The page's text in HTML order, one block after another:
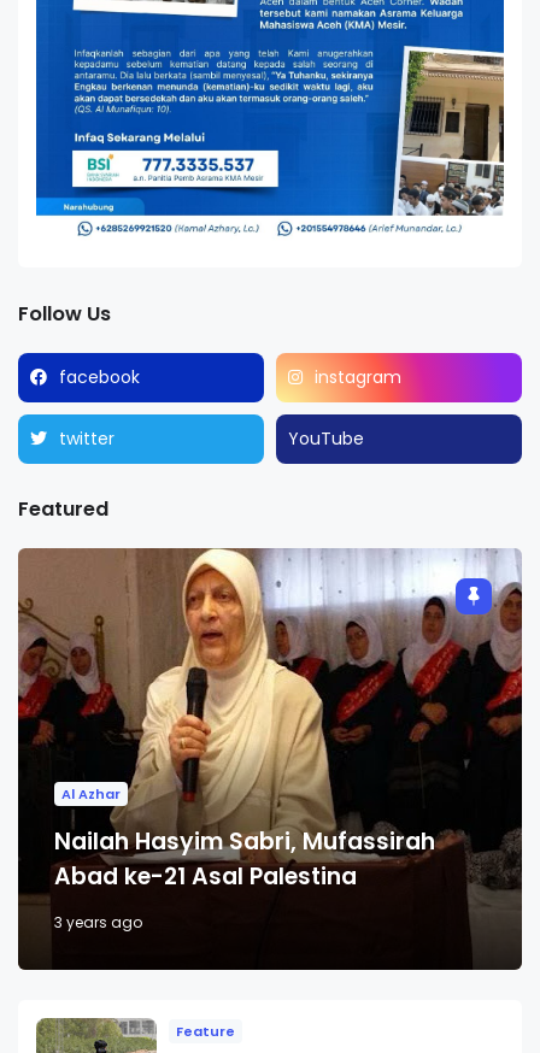
Follow Us
facebook instagram
twitter YouTube
Featured
Al Azhar
Nailah Hasyim Sabri, Mufassirah
Abad ke-21 Asal Palestina
3 years ago
Feature